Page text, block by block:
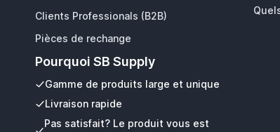
Clients Professionals (B2B)
Pièces de rechange
Pourquoi SB Supply
Gamme de produits large et unique
Livraison rapide
Pas satisfait? Le produit vous est